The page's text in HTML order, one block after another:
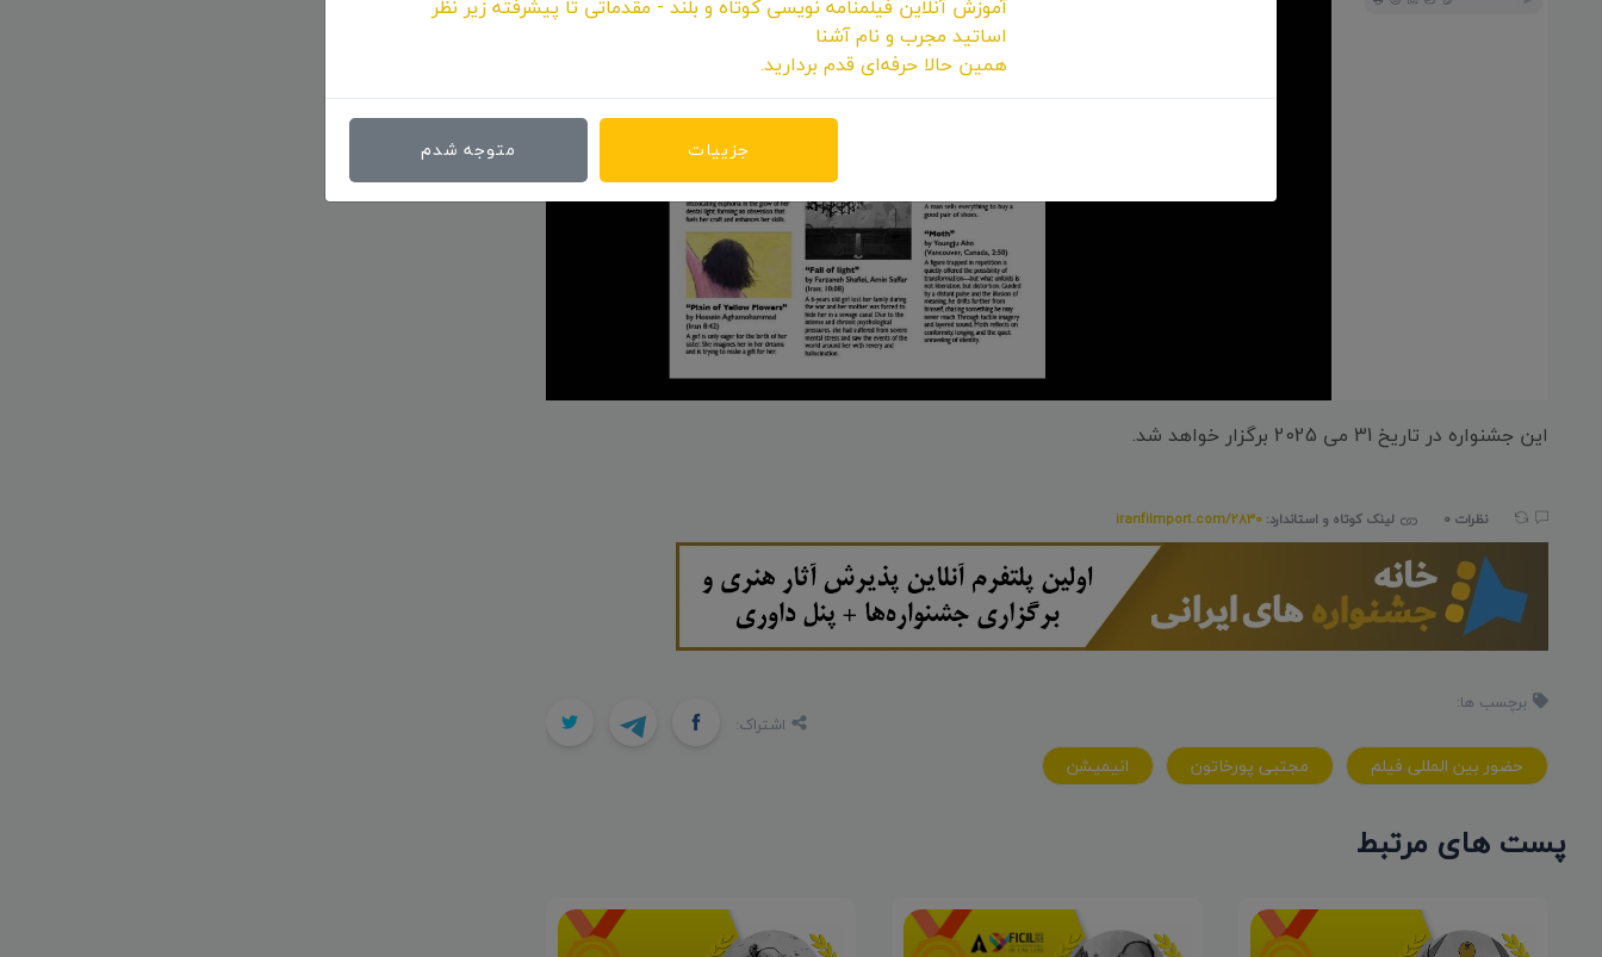
این جشنواره در تاریخ 31 می 2025 برگزار خواهد شد.
نظرات 0 لینک کوتاه و استاندارد: iranfilmport.com/2830
برچسب ها:
حضور بین المللی فیلم مجتبی پورخاتون انیمیشن
اشتراک:
پست های مرتبط
آموزش آنلاین فیلمنامه نویسی کوتاه و بلند - مقدماتی تا پیشرفته زیر نظر
اساتید مجرب و نام آشنا
همین حالا حرفه‌ای قدم بردارید.
جزییات متوجه شدم